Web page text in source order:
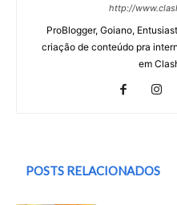
http://
ProBlogger, Goiano,
criação de conteúdo pra
em
POSTS RELACIONADOS